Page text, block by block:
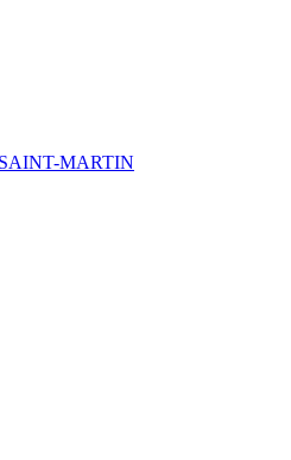
MARTIN